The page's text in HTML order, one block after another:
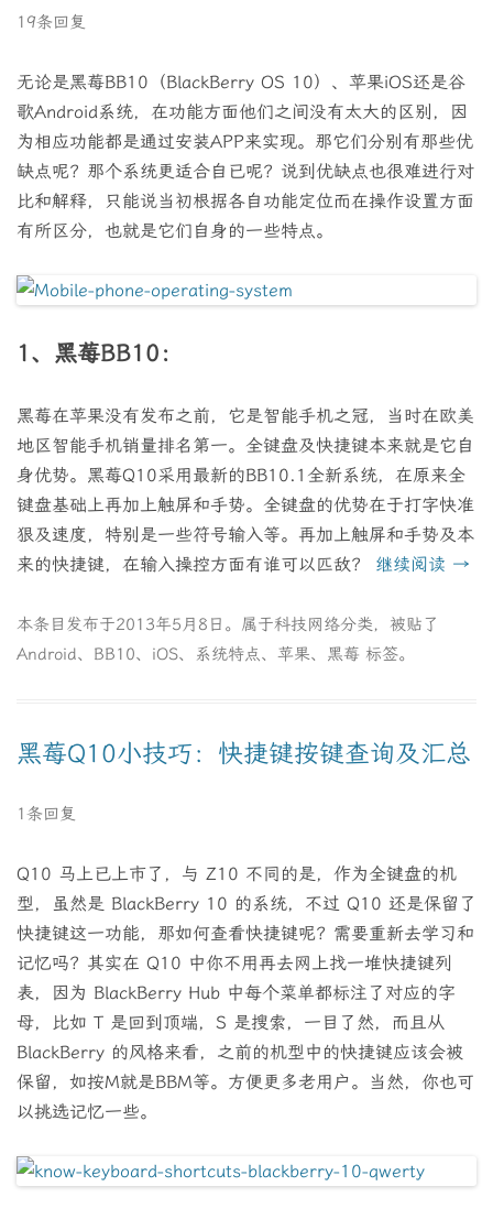
19条回复
无论是黑莓BB10（BlackBerry OS 10）、苹果iOS还是谷
歌Android系统，在功能方面他们之间没有太大的区别，因
为相应功能都是通过安装APP来实现。那它们分别有那些优
缺点呢？那个系统更适合自已呢？说到优缺点也很难进行对
比和解释，只能说当初根据各自功能定位而在操作设置方面
有所区分，也就是它们自身的一些特点。
1、黑莓BB10：
黑莓在苹果没有发布之前，它是智能手机之冠，当时在欧美
地区智能手机销量排名第一。全键盘及快捷键本来就是它自
身优势。黑莓Q10采用最新的BB10.1全新系统，在原来全
键盘基础上再加上触屏和手势。全键盘的优势在于打字快准
狠及速度，特别是一些符号输入等。再加上触屏和手势及本
来的快捷键，在输入操控方面有谁可以匹敌？ 继续阅读 →
本条目发布于2013年5月8日 。属于科技网络分类，被贴了
Android、 BB10、 iOS、 系统特点、 苹果、 黑莓 标签。
黑莓Q10小技巧：快捷键按键查询及汇总
1条回复
Q10 马上已上市了，与 Z10 不同的是，作为全键盘的机
型，虽然是 BlackBerry 10 的系统，不过 Q10 还是保留了
快捷键这一功能，那如何查看快捷键呢？需要重新去学习和
记忆吗？其实在 Q10 中你不用再去网上找一堆快捷键列
表，因为 BlackBerry Hub 中每个菜单都标注了对应的字
母，比如 T 是回到顶端，S 是搜索，一目了然，而且从
BlackBerry 的风格来看，之前的机型中的快捷键应该会被
保留，如按M就是BBM等。方便更多老用户。当然，你也可
以挑选记忆一些。